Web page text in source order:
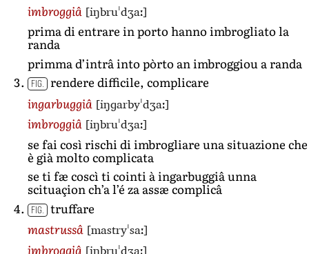
imbroggiâ [iŋbruˈdʒaː]
prima di entrare in porto hanno imbrogliato la
randa
primma d’intrâ into pòrto an imbroggiou a randa
FIG.
rendere difficile, complicare
ingarbuggiâ [iŋɡarbyˈdʒaː]
imbroggiâ [iŋbruˈdʒaː]
se fai così rischi di imbrogliare una situazione che
è già molto complicata
se ti fæ coscì ti cointi à ingarbuggiâ unna
scituaçion ch’a l’é za assæ complicâ
FIG.
truffare
mastrussâ [mastryˈsaː]
imbroggiâ